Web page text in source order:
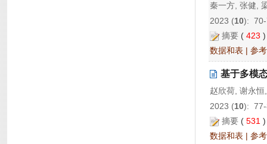
秦一方, 张健,
2023 (10):
摘要 ( 423
数据和表 | 参
基于多模
赵欣荷, 谢永
2023 (10):
摘要 ( 531
数据和表 | 参